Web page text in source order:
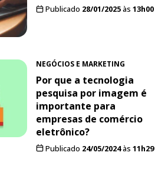
Publicado 28/01/2025às 13h00
NEGÓCIOS E MARKETING
Por que a tecnologia
pesquisa por imagem é
importante para
empresas de comércio
eletrônico?
Publicado 24/05/2024às 11h29